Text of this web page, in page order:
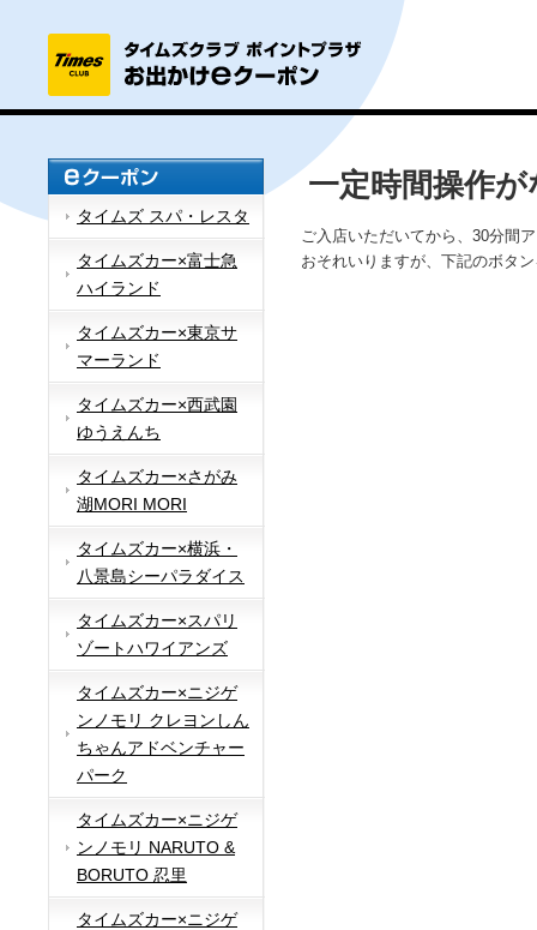
タイムズ スパ・レスタ
タイムズカー×富士急
ハイランド
タイムズカー×東京サ
マーランド
タイムズカー×西武園
ゆうえんち
タイムズカー×さがみ
湖MORI MORI
タイムズカー×横浜・
八景島シーパラダイス
タイムズカー×スパリ
ゾートハワイアンズ
タイムズカー×ニジゲ
ンノモリ クレヨンしん
ちゃんアドベンチャー
パーク
タイムズカー×ニジゲ
ンノモリ NARUTO &
BORUTO 忍里
タイムズカー×ニジゲ
一定時間操作
ご入店いただいてから、30分間
おそれいりますが、下記のボタ